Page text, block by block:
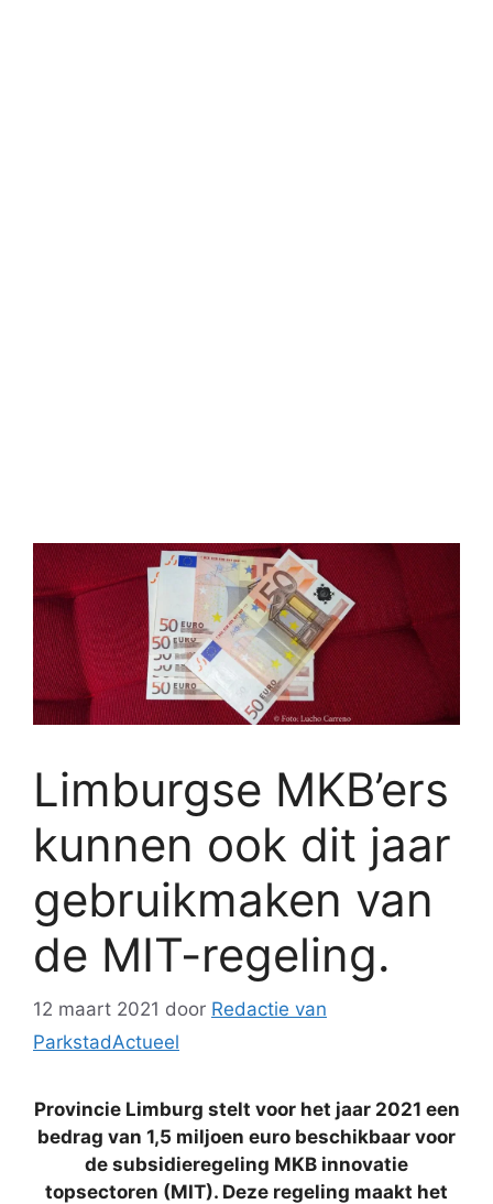
Lim­burg­se MK­B’ers
kun­nen ook dit jaar
ge­bruik­ma­ken van
de MIT-re­ge­ling.
12 maart 2021 door Redactie van
ParkstadActueel
Provincie Limburg stelt voor het jaar 2021 een
bedrag van 1,5 miljoen euro beschikbaar voor
de subsidieregeling MKB innovatie
topsectoren (MIT). Deze regeling maakt het